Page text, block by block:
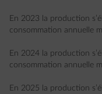
En 2023 la production
consommation annuelle
En 2024 la production
consommation annuelle
En 2025 la production